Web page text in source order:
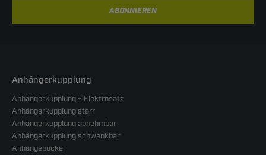
ABONNIEREN
Anhängerkupplung
Anhängerkupplung + Elektrosatz
Anhängerkupplung starr
Anhängerkupplung abnehmbar
Anhängerkupplung schwenkbar
Anhängeböcke